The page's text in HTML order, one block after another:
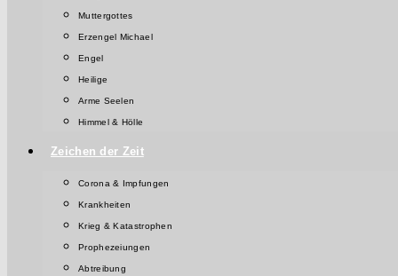
Muttergottes
Erzengel Michael
Engel
Heilige
Arme Seelen
Himmel & Hölle
Zeichen der Zeit
Corona & Impfungen
Krankheiten
Krieg & Katastrophen
Prophezeiungen
Abtreibung